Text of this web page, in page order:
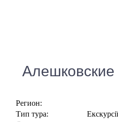
Регион:
Тип тура: